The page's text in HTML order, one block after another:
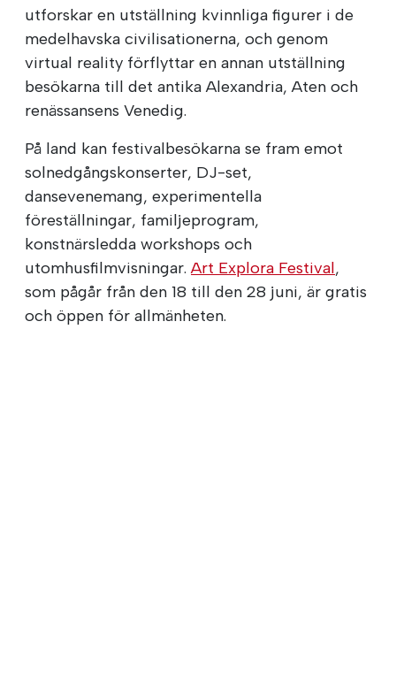
utforskar en utställning kvinnliga figurer i de
medelhavska civilisationerna, och genom
virtual reality förflyttar en annan utställning
besökarna till det antika Alexandria, Aten och
renässansens Venedig.
På land kan festivalbesökarna se fram emot
solnedgångskonserter, DJ-set,
dansevenemang, experimentella
föreställningar, familjeprogram,
konstnärsledda workshops och
utomhusfilmvisningar.Art Explora Festival,
som pågår från den 18 till den 28 juni, är gratis
och öppen för allmänheten.